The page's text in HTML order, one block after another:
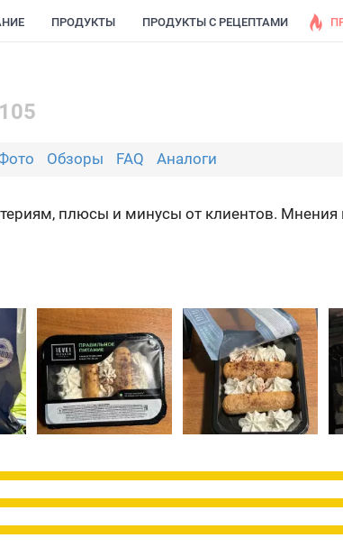
ПРОДУКТЫ ПРОДУКТЫ С РЕЦЕПТАМИ
105
Обзоры FAQ Аналоги
плюсы и минусы от клиентов. Мнения